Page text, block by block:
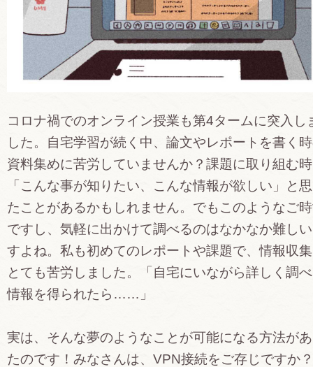
コロナ禍でのオンライン授業も第4タームに突入し
した。自宅学習が続く中、論文やレポートを書く
資料集めに苦労していませんか？課題に取り組む時
「こんな事が知りたい、こんな情報が欲しい」と
たことがあるかもしれません。でもこのようなご
ですし、気軽に出かけて調べるのはなかなか難し
すよね。私も初めてのレポートや課題で、情報収
とても苦労しました。「自宅にいながら詳しく調
情報を得られたら……」
実は、そんな夢のようなことが可能になる方法が
たのです！みなさんは、VPN接続をご存じですか